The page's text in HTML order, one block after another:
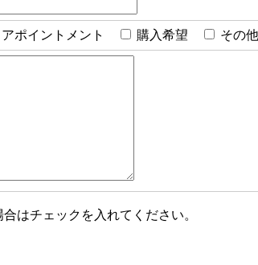
アポイントメント 購入希望 その他
はチェックを入れてください。